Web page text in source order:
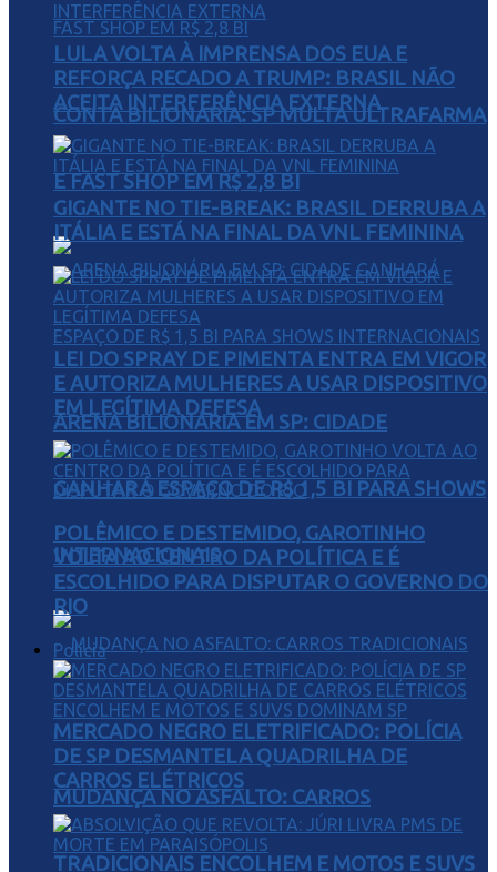
CONTA BILIONÁRIA: SP MULTA ULTRAFARMA
E FAST SHOP EM R$ 2,8 BI
ARENA BILIONÁRIA EM SP: CIDADE
GANHARÁ ESPAÇO DE R$ 1,5 BI PARA SHOWS
INTERNACIONAIS
MUDANÇA NO ASFALTO: CARROS
TRADICIONAIS ENCOLHEM E MOTOS E SUVS
LULA VOLTA À IMPRENSA DOS EUA E
REFORÇA RECADO A TRUMP: BRASIL NÃO
ACEITA INTERFERÊNCIA EXTERNA
GIGANTE NO TIE-BREAK: BRASIL DERRUBA A
ITÁLIA E ESTÁ NA FINAL DA VNL FEMININA
LEI DO SPRAY DE PIMENTA ENTRA EM VIGOR
E AUTORIZA MULHERES A USAR DISPOSITIVO
EM LEGÍTIMA DEFESA
POLÊMICO E DESTEMIDO, GAROTINHO
VOLTA AO CENTRO DA POLÍTICA E É
ESCOLHIDO PARA DISPUTAR O GOVERNO DO
RIO
Polícia
MERCADO NEGRO ELETRIFICADO: POLÍCIA
DE SP DESMANTELA QUADRILHA DE
CARROS ELÉTRICOS